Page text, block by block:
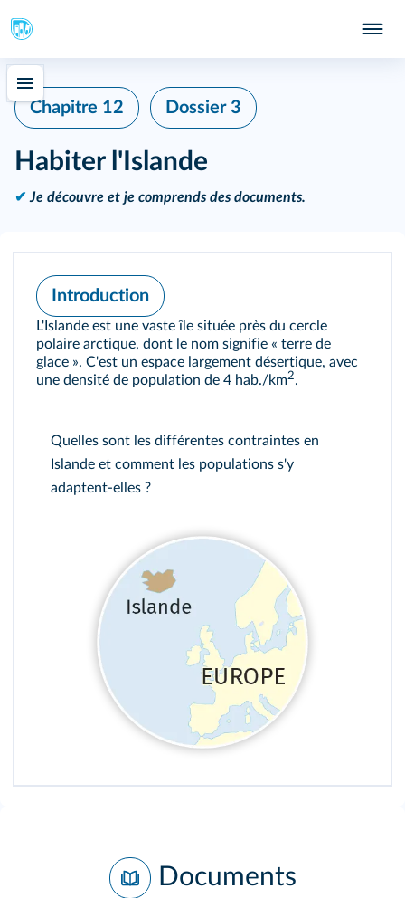
Chapitre 12 Dossier 3
Habiter l'Islande
✔ Je découvre et je comprends des documents.
Introduction
L'Islande est une vaste île située près du cercle
polaire arctique, dont le nom signifie « terre de
glace ». C'est un espace largement désertique, avec
une densité de population de 4 hab./km2.
Quelles sont les différentes contraintes en
Islande et comment les populations s'y
adaptent-elles ?
Documents